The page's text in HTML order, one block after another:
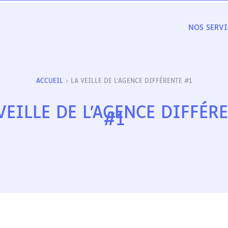
NOS
ACCUEIL LA VEILLE DE L’AGENCE DIFFÉRENTE #1
DE L’AGENCE
#1